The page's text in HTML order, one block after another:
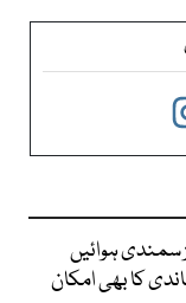
سمندی ہوائیں
کا بھی امکان